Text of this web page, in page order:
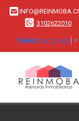
3102622010
Select Language ▼